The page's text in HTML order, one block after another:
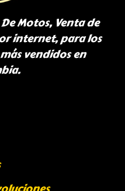
Motos, Venta de
internet, para los
vendidos en